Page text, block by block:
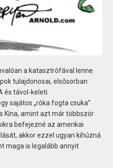
a katasztrófával lenne
tulajdonosai, elsősorban
és távol-keleti
sajátos „róka fogta csuka”
Kína, amint azt már többször
befejezné az amerikai
akkor ezzel ugyan kihúzná
maga is legalább annyit